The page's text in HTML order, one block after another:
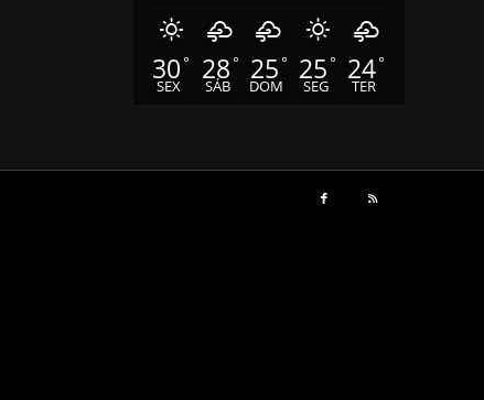
30 °
SEX
28 °
SÁB
25 °
DOM
25 °
SEG
24°
TER